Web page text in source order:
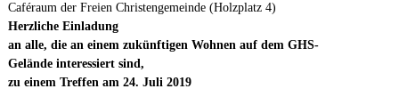
Caféraum der Freien Christengemeinde (Holzplatz 4)
Herzliche Einladung
an alle, die an einem zukünftigen Wohnen auf dem GHS-
Gelände interessiert sind,
zu einem Treffen am 24. Juli 2019